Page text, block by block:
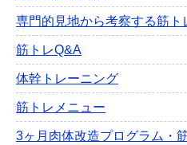
専門的見地から考察する筋
筋トレQ&A
体幹トレーニング
筋トレメニュー
3ヶ月肉体改造プログラム・